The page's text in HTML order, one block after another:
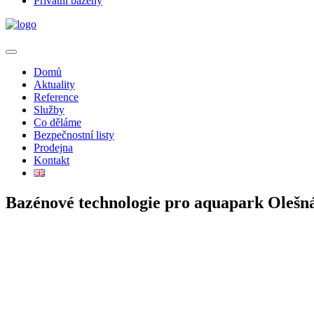
Domů
Aktuality
Reference
Služby
Co děláme
Bezpečnostní listy
Prodejna
Kontakt
Bazénové technologie pro aquapark